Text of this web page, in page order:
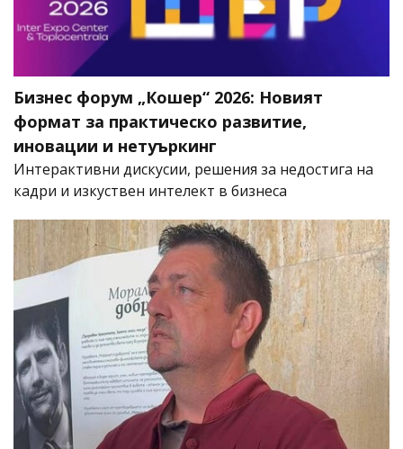
Бизнес форум „Кошер“ 2026: Новият
формат за практическо развитие,
иновации и нетуъркинг
Интерактивни дискусии, решения за недостига на
кадри и изкуствен интелект в бизнеса